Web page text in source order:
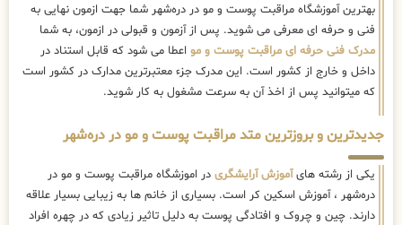
بهترین آموزشگاه مراقبت پوست و مو در دره‌شهر شما جهت ازمون نهایی به
فنی و حرفه ای معرفی می شوید. پس از آزمون و قبولی در ازمون، به شما
مدرک فنی حرفه ای مراقبت پوست و مو اعطا می شود که قابل استناد در
داخل و خارج از کشور است. این مدرک جزء معتبرترین مدارک در کشور است
که میتوانید پس از اخذ آن به سرعت مشغول به کار شوید.
جدیدترین و بروزترین متد مراقبت پوست و مو در دره‌شهر
یکی از رشته هایآموزش آرایشگری در اموزشگاه مراقبت پوست و مو در
دره‌شهر ، آموزش اسکین کر است. بسیاری از خانم ها به زیبایی بسیار علاقه
دارند. چین و چروک و افتادگی پوست به دلیل تاثیر زیادی که در چهره افراد